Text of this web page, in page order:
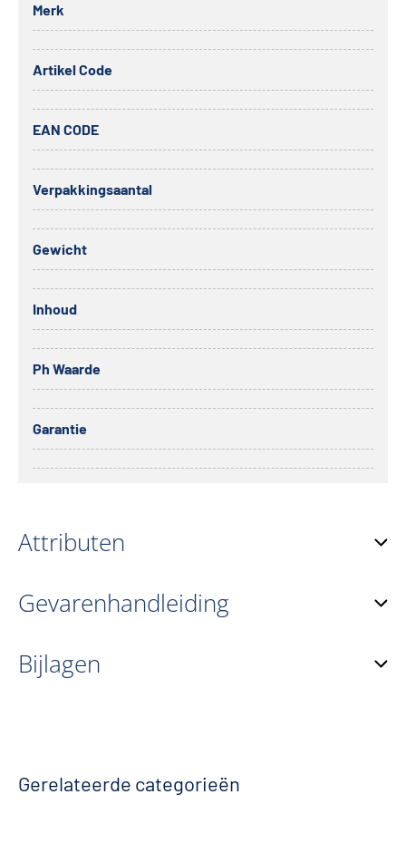
Merk
Artikel Code
EAN CODE
Verpakkingsaantal
Gewicht
Inhoud
Ph Waarde
Garantie
Attributen
Gevarenhandleiding
Bijlagen
Gerelateerde categorieën